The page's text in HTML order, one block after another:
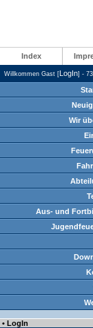
Index
Willkommen Gast [LogIn] -
Wir
Aus- und
• LogIn